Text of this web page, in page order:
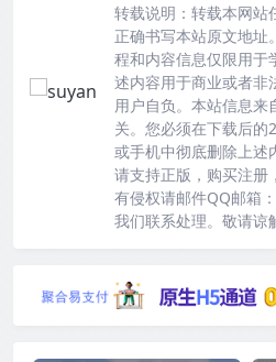
转载说明： 转载本网站
正确书写本站原文地址
程和内容信息仅限用于
述内容用于商业或者非
用户自负。本站信息来
关。您必须在下载后的
或手机中彻底删除上述
请支持正版，购买注册
有侵权请邮件QQ邮箱
我们联系处理。敬请谅